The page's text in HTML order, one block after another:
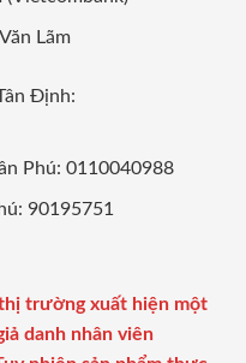
Lãm
Định:
Phú: 0110040988
90195751
trường xuất hiện một
danh nhân viên